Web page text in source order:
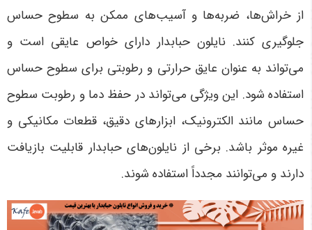
از خراش‌ها، ضربه‌ها و آسیب‌های ممکن به سطوح حساس
جلوگیری کنند. نایلون حبابدار دارای خواص عایقی است و
می‌تواند به عنوان عایق حرارتی و رطوبتی برای سطوح حساس
استفاده شود. این ویژگی می‌تواند در حفظ دما و رطوبت سطوح
حساس مانند الکترونیک، ابزارهای دقیق، قطعات مکانیکی و
غیره موثر باشد. برخی از نایلون‌های حبابدار قابلیت بازیافت
دارند و می‌توانند مجدداً استفاده شوند.